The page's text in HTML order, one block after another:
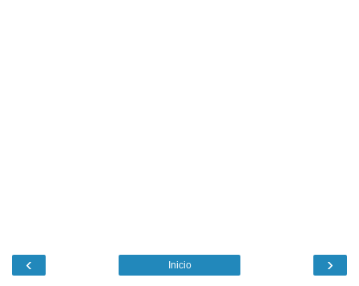
‹ ›
Inicio